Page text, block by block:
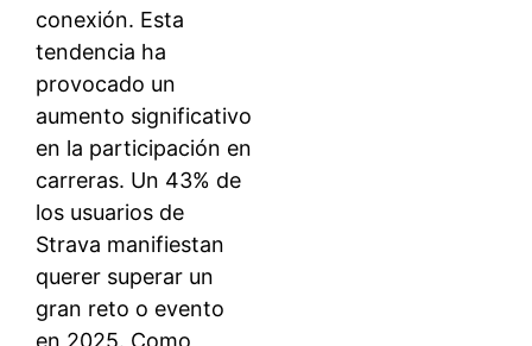
conexión. Esta
tendencia ha
provocado un
aumento significativo
en la participación en
carreras. Un 43% de
los usuarios de
Strava manifiestan
querer superar un
gran reto o evento